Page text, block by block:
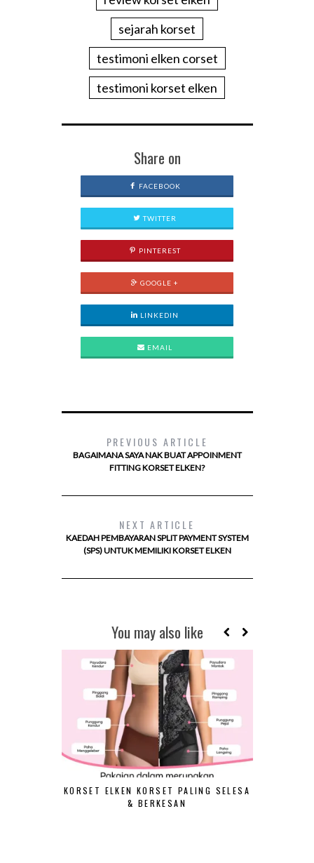
sejarah korset
testimoni elken corset
testimoni korset elken
Share on
FACEBOOK
TWITTER
PINTEREST
GOOGLE +
LINKEDIN
EMAIL
PREVIOUS ARTICLE
BAGAIMANA SAYA NAK BUAT APPOINMENT
FITTING KORSET ELKEN?
NEXT ARTICLE
KAEDAH PEMBAYARAN SPLIT PAYMENT SYSTEM
(SPS) UNTUK MEMILIKI KORSET ELKEN
You may also like
KORSET ELKEN KORSET PALING SELESA
& BERKESAN